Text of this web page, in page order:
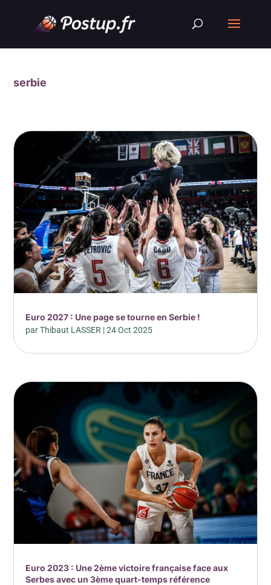
serbie
Euro 2027 : Une page se tourne en Serbie !
parThibaut LASSER |24 Oct 2025
Euro 2023 : Une 2ème victoire française face aux
Serbes avec un 3ème quart-temps référence